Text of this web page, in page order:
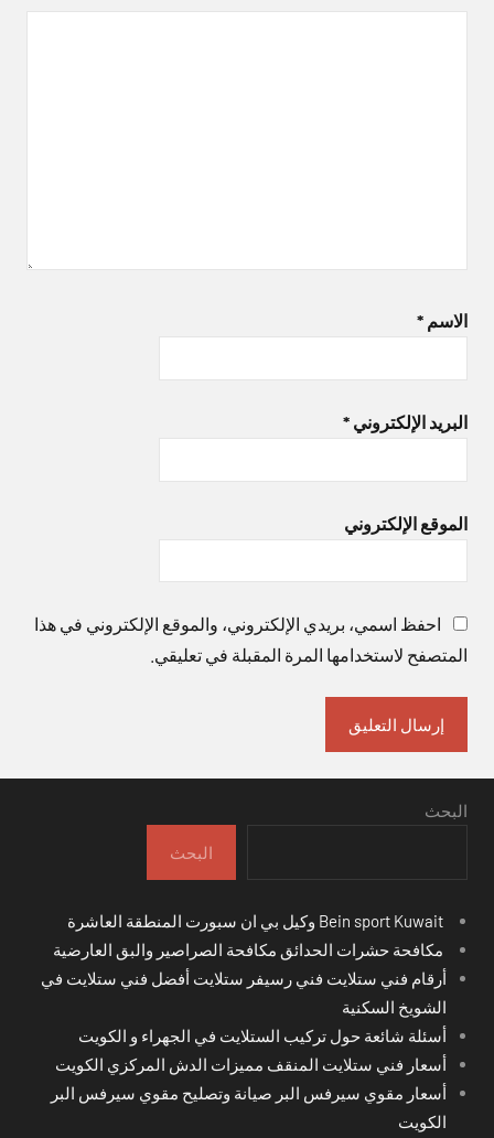
الاسم *
البريد الإلكتروني *
الموقع الإلكتروني
احفظ اسمي، بريدي الإلكتروني، والموقع الإلكتروني في هذا
المتصفح لاستخدامها المرة المقبلة في تعليقي.
البحث
البحث
مكافحة حشرات الحدائق مكافحة الصراصير والبق العارضية
أرقام فني ستلايت فني رسيفر ستلايت أفضل فني ستلايت في
الشويخ السكنية
أسئلة شائعة حول تركيب الستلايت في الجهراء و الكويت
أسعار فني ستلايت المنقف مميزات الدش المركزي الكويت
أسعار مقوي سيرفس البر صيانة وتصليح مقوي سيرفس البر
الكويت